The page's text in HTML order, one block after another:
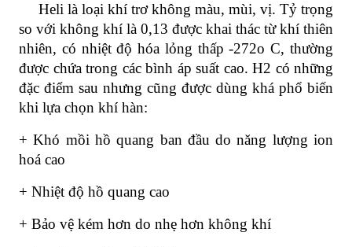
Heli là loại khí trơ không màu, mùi, vị. Tỷ trọng
so với không khí là 0,13 được khai thác từ khí thiên
nhiên, có nhiệt độ hóa lỏng thấp -272o C, thường
được chứa trong các bình áp suất cao. H2 có những
đặc điểm sau nhưng cũng được dùng khá phổ biến
khi lựa chọn khí hàn:
+ Khó mồi hồ quang ban đầu do năng lượng ion
hoá cao
+ Nhiệt độ hồ quang cao
+ Bảo vệ kém hơn do nhẹ hơn không khí